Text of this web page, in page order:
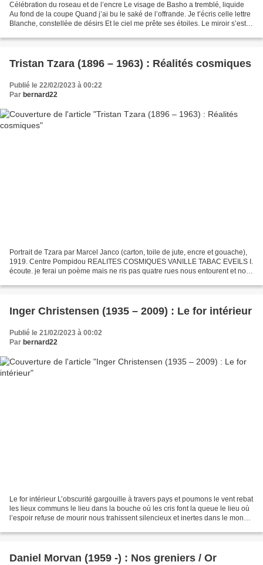
Célébration du roseau et de l’encre Le visage de Basho a tremblé, liquide
Au fond de la coupe Quand j’ai bu le saké de l’offrande. Je t’écris celle lettre
Blanche, constellée de désirs Et le ciel me prête ses étoiles. Le miroir s’est
Tristan Tzara (1896 – 1963) : Réalités cosmiques
Publié le 22/02/2023 à 00:22
Par bernard22
Portrait de Tzara par Marcel Janco (carton, toile de jute, encre et gouache),
1919. Centre Pompidou REALITES COSMIQUES VANILLE TABAC EVEILS I.
écoute. je ferai un poème mais ne ris pas quatre rues nous entourent et nous
Inger Christensen (1935 – 2009) : Le for intérieur
Publié le 21/02/2023 à 00:02
Par bernard22
Le for intérieur L’obscurité gargouille à travers pays et poumons le vent rebat
les lieux communs le lieu dans la bouche où les cris font la queue le lieu où
l’espoir refuse de mourir nous trahissent silencieux et inertes dans le monde
Daniel Morvan (1959 -) : Nos greniers / Or